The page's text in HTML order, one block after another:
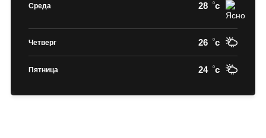
Среда 28 c
Четверг 26 c
Пятница 24 c